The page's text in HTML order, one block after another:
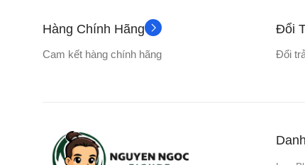
Hàng Chính Hãng
Cam kết hàng chính hãng
Đổi
Đổi